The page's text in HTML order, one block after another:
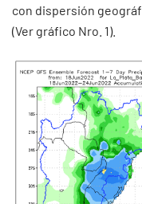
con dispersión
(Ver gráfico Nro. 1).